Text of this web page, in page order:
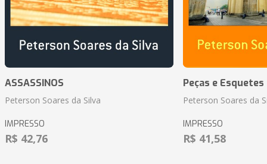
ASSASSINOS
Peterson Soares da Silva
IMPRESSO
R$ 42,76
Peças e
Peterson Soares da
IMPRESSO
R$ 41,58